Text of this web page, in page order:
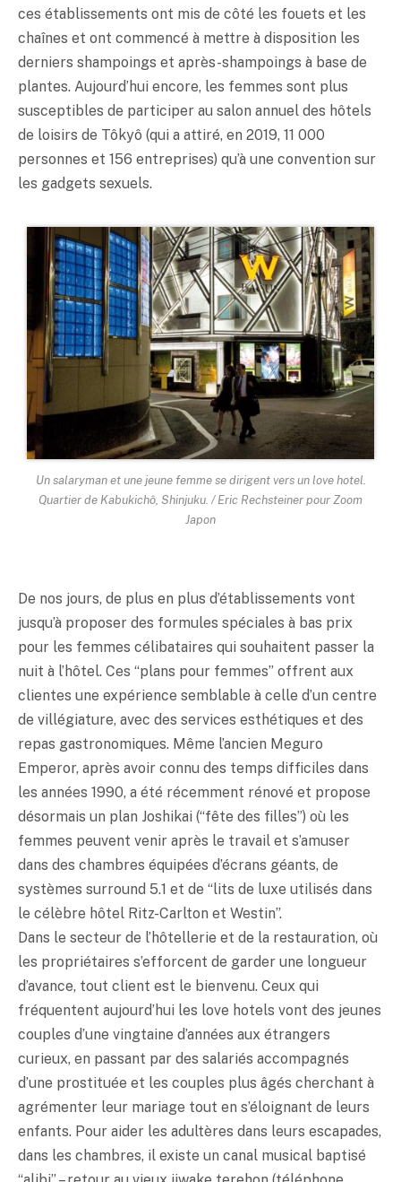
ces établissements ont mis de côté les fouets et les
chaînes et ont commencé à mettre à disposition les
derniers shampoings et après-shampoings à base de
plantes. Aujourd’hui encore, les femmes sont plus
susceptibles de participer au salon annuel des hôtels
de loisirs de Tôkyô (qui a attiré, en 2019, 11 000
personnes et 156 entreprises) qu’à une convention sur
les gadgets sexuels.
Un salaryman et une jeune femme se dirigent vers un love hotel.
Quartier de Kabukichô, Shinjuku. / Eric Rechsteiner pour Zoom
Japon
De nos jours, de plus en plus d’établissements vont
jusqu’à proposer des formules spéciales à bas prix
pour les femmes célibataires qui souhaitent passer la
nuit à l’hôtel. Ces “plans pour femmes” offrent aux
clientes une expérience semblable à celle d’un centre
de villégiature, avec des services esthétiques et des
repas gastronomiques. Même l’ancien Meguro
Emperor, après avoir connu des temps difficiles dans
les années 1990, a été récemment rénové et propose
désormais un plan Joshikai (“fête des filles”) où les
femmes peuvent venir après le travail et s’amuser
dans des chambres équipées d’écrans géants, de
systèmes surround 5.1 et de “lits de luxe utilisés dans
le célèbre hôtel Ritz-Carlton et Westin”.
Dans le secteur de l’hôtellerie et de la restauration, où
les propriétaires s’efforcent de garder une longueur
d’avance, tout client est le bienvenu. Ceux qui
fréquentent aujourd’hui les love hotels vont des jeunes
couples d’une vingtaine d’années aux étrangers
curieux, en passant par des salariés accompagnés
d’une prostituée et les couples plus âgés cherchant à
agrémenter leur mariage tout en s’éloignant de leurs
enfants. Pour aider les adultères dans leurs escapades,
dans les chambres, il existe un canal musical baptisé